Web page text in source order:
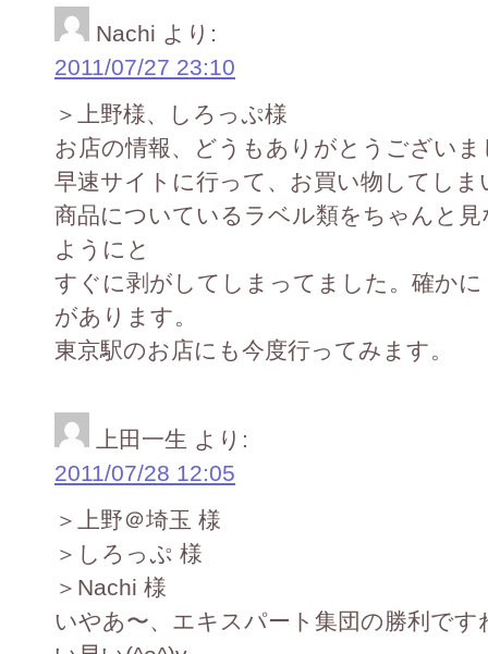
Nachi より:
2011/07/27 23:10
＞上野様、しろっぷ様
お店の情報、どうもありがとうございま
早速サイトに行って、お買い物してし
商品についているラベル類をちゃんと
ようにと
すぐに剥がしてしまってました。確か
があります。
東京駅のお店にも今度行ってみます。
上田一生 より:
2011/07/28 12:05
＞上野＠埼玉 様
＞しろっぷ 様
＞Nachi 様
いやあ〜、エキスパート集団の勝利で